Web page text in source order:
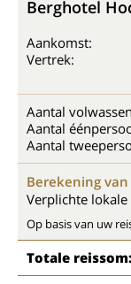
Berghotel
Aankomst:
Vertrek:
Aantal
Aantal
Aantal
Berekening
Verplichte
Op basis van uw
Totale reissom: